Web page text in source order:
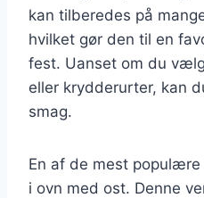
kan tilberedes på
hvilket gør den til en
fest. Uanset om du
eller krydderurter, kan
smag.
En af de mest
i ovn med ost. Denne